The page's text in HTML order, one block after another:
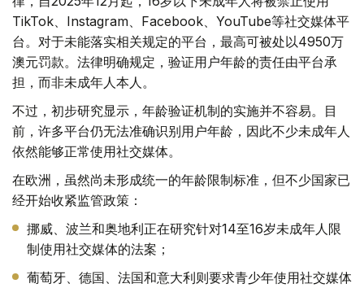
TikTok、Instagram、Facebook、YouTube等社交媒体平
台。对于未能落实相关规定的平台，最高可被处以4950万
澳元罚款。法律明确规定，验证用户年龄的责任由平台承
担，而非未成年人本人。
不过，初步研究显示，年龄验证机制的实施并不容易。目
前，许多平台仍无法准确识别用户年龄，因此不少未成年人
依然能够正常使用社交媒体。
在欧洲，虽然尚未形成统一的年龄限制标准，但不少国家已
经开始收紧监管政策：
挪威、波兰和奥地利正在研究针对14至16岁未成年人限
制使用社交媒体的法案；
葡萄牙、德国、法国和意大利则要求青少年使用社交媒体